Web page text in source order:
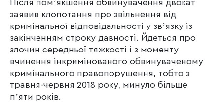
Після помʼякшення обвинувачення двокат
заявив клопотання про звільнення від
кримінальної відповідальності у звʼязку із
закінченням строку давності. Йдеться про
злочин середньої тяжкості і з моменту
вчинення інкримінованого обвинуваченому
кримінального правопорушення, тобто з
травня-червня 2018 року, минуло більше
пʼяти років.